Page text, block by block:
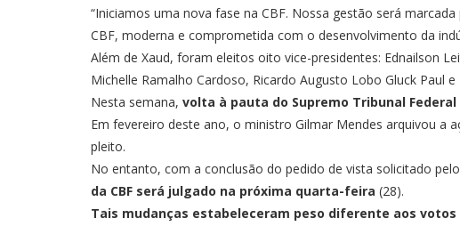
“Iniciamos uma nova fase na CBF. Nossa gestão será
CBF, moderna e comprometida com o desenvolvimento da
Além de Xaud, foram eleitos oito vice-presidentes: Ednailson
Michelle Ramalho Cardoso, Ricardo Augusto Lobo Gluck Paul
Nesta semana, volta à pauta do Supremo Tribunal
Em fevereiro deste ano, o ministro Gilmar Mendes arquivou a
pleito.
No entanto, com a conclusão do pedido de vista solicitado
da CBF será julgado na próxima quarta-feira (28).
Tais mudanças estabeleceram peso diferente aos